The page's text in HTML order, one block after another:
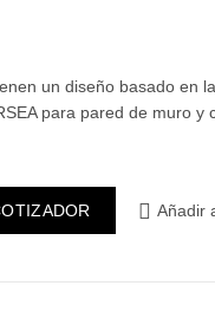
un diseño basado en
para pared de muro y
cantidad
Añadir